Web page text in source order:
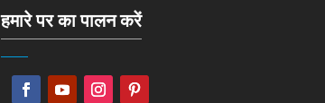
हमारे पर का पालन करें